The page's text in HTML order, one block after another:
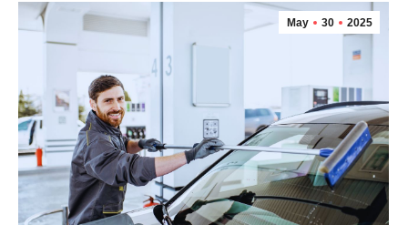
May 30 2025